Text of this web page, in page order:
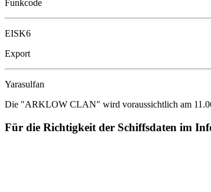
Funkcode
EISK6
Export
Yarasulfan
Die "ARKLOW CLAN" wird voraussichtlich am
Für die Richtigkeit der Schiffsdaten im